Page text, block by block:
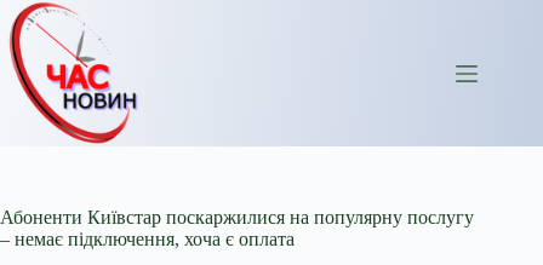
Перейти
до
вмісту
Абоненти Київстар поскаржилися на популярну послугу
– немає підключення, хоча є оплата